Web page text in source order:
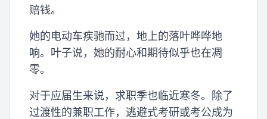
赔钱。
她的电动车疾驰而过，地上的落叶哗哗地
响。叶子说，她的耐心和期待似乎也在凋
零。
对于应届生来说，求职季也临近寒冬。除了
过渡性的兼职工作，逃避式考研或考公成为